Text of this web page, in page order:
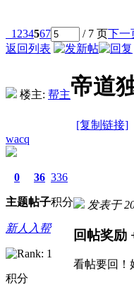
1 234567 / 7 页下一
返回列表
楼主: 帮主帝道
[复制链接]
wacq
0
主题
36
帖子
336
积分
新人入帮
积分
发表于
回帖奖励
看帖要回！